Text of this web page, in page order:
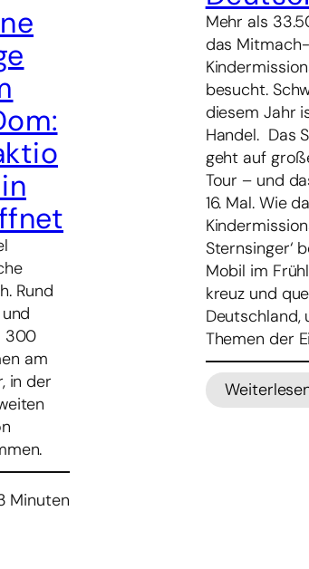
Rund
300
am
in der
Minuten
Mehr als
das
besucht.
diesem Jahr
Handel. Das
geht auf
Tour – und
16. Mal. Wie
Sternsinger‘
Mobil im
kreuz und
Deutschland,
Themen der
: